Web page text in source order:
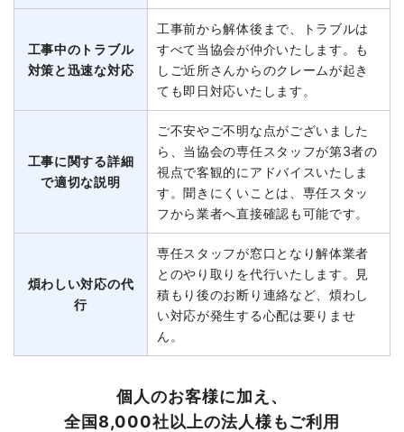
工事中のトラブル
対策と迅速な対応
工事前から解体後まで、トラブルは
すべて当協会が仲介いたします。も
しご近所さんからのクレームが起き
ても即日対応いたします。
工事に関する詳細
で適切な説明
ご不安やご不明な点がございました
ら、当協会の専任スタッフが第3者の
視点で客観的にアドバイスいたしま
す。聞きにくいことは、専任スタッ
フから業者へ直接確認も可能です。
煩わしい対応の代
行
専任スタッフが窓口となり解体業者
とのやり取りを代行いたします。見
積もり後のお断り連絡など、煩わし
い対応が発生する心配は要りませ
ん。
個人のお客様に加え、
全国8,000社以上の法人様もご利用